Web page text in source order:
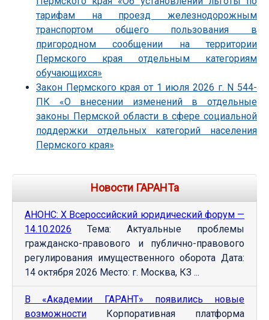
тарифам на проезд железнодорожным
транспортом общего пользования в
пригородном сообщении на территории
Пермского края отдельным категориям
обучающихся»
Закон Пермского края от 1 июля 2026 г. N 544-
ПК «О внесении изменений в отдельные
законы Пермской области в сфере социальной
поддержки отдельных категорий населения
Пермского края»
Новости ГАРАНТа
АНОНС: Х Всероссийский юридический форум —
14.10.2026 Тема: Актуальные проблемы
гражданско-правового и публично-правового
регулирования имущественного оборота Дата:
14 октября 2026 Место: г. Москва, КЗ ...
В «Академии ГАРАНТ» появились новые
возможности Корпоративная платформа